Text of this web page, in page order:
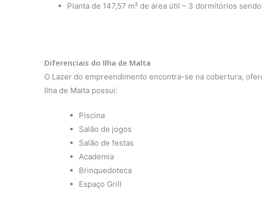
Planta de 147,57 m² de área útil – 3 dormitórios
Diferenciais do Ilha de Malta
O Lazer do empreendimento encontra-se na cobertura,
Ilha de Malta possui:
Piscina
Salão de jogos
Salão de festas
Academia
Brinquedoteca
Espaço Grill